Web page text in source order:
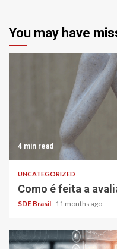
You may have
4 min read
UNCATEGORIZED
Como é feita a
SDE Brasil 11 months ago